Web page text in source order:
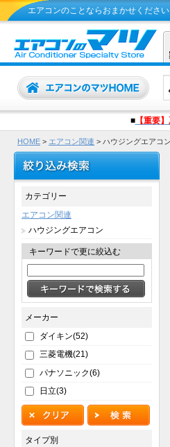
エアコンのことならおまかせくださ
■【重要
HOME > エアコン関連 > ハウジングエアコン
カテゴリー
エアコン関連
ハウジングエアコン
キーワードで更に絞込む
メーカー
ダイキン(52)
三菱電機(21)
パナソニック(6)
日立(3)
タイプ別